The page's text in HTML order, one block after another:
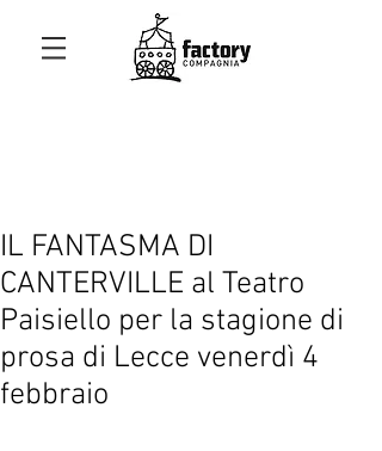
IL FANTASMA DI
CANTERVILLE al Teatro
Paisiello per la stagione di
prosa di Lecce venerdì 4
febbraio